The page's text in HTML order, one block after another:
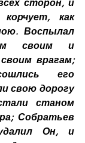
сторон, и
как
Воспылал
своим и
врагам;
его
свою дорогу
станом
Собратьев
Он, и